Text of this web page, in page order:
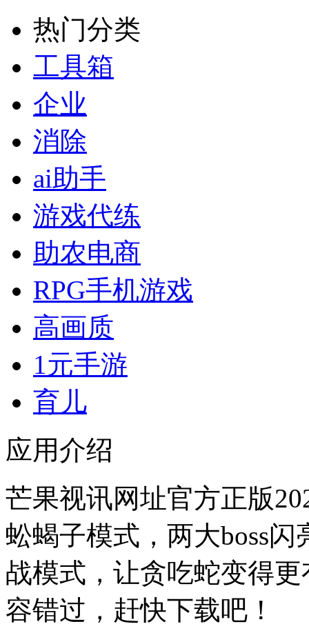
热门分类
工具箱
企业
消除
ai助手
游戏代练
助农电商
RPG手机游戏
高画质
1元手游
育儿
应用介绍
芒果视讯网址官方正版
蚣蝎子模式，两大boss
战模式，让贪吃蛇变得
容错过，赶快下载吧！